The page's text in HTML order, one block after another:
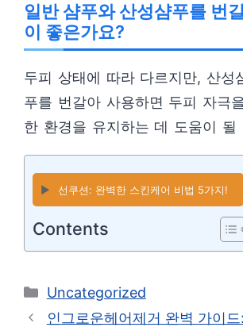
일반 샴푸와 산성샴푸를 번
이 좋은가요?
두피 상태에 따라 다르지만, 산성
푸를 번갈아 사용하면 두피 자극
한 환경을 유지하는 데 도움이 될
▶️ 선쿠션: 완벽한 스킨케어 비법 5가지!
Contents
카
테
Uncategorized
인그로운헤어제거 완벽 가이